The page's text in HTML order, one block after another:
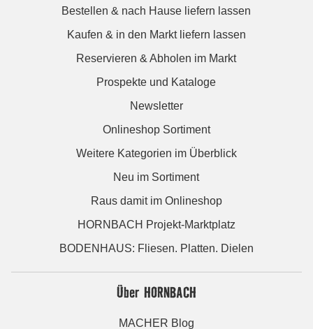
Bestellen & nach Hause liefern lassen
Kaufen & in den Markt liefern lassen
Reservieren & Abholen im Markt
Prospekte und Kataloge
Newsletter
Onlineshop Sortiment
Weitere Kategorien im Überblick
Neu im Sortiment
Raus damit im Onlineshop
HORNBACH Projekt-Marktplatz
BODENHAUS: Fliesen. Platten. Dielen
Über HORNBACH
MACHER Blog